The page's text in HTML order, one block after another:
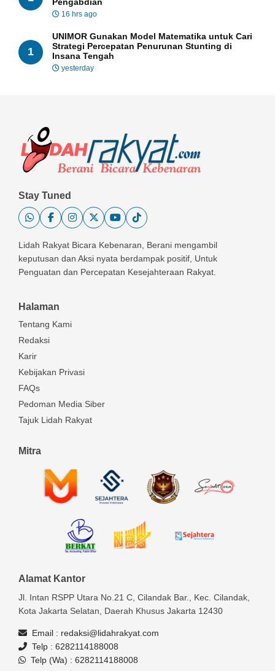
16 hrs ago
1
UNIMOR Gunakan Model Matematika untuk Cari
Strategi Percepatan Penurunan Stunting di
Insana Tengah
yesterday
Stay Tuned
Lidah Rakyat Bicara Kebenaran, Berani mengambil
keputusan dan Aksi nyata berdampak positif, Untuk
Penguatan dan Percepatan Kesejahteraan Rakyat.
Halaman
Tentang Kami
Redaksi
Karir
Kebijakan Privasi
FAQs
Pedoman Media Siber
Tajuk Lidah Rakyat
Mitra
Alamat Kantor
Jl. Intan RSPP Utara No.21 C, Cilandak Bar., Kec. Cilandak,
Kota Jakarta Selatan, Daerah Khusus Jakarta 12430
Email : redaksi@lidahrakyat.com
Telp : 6282114188008
Telp (Wa) : 6282114188008